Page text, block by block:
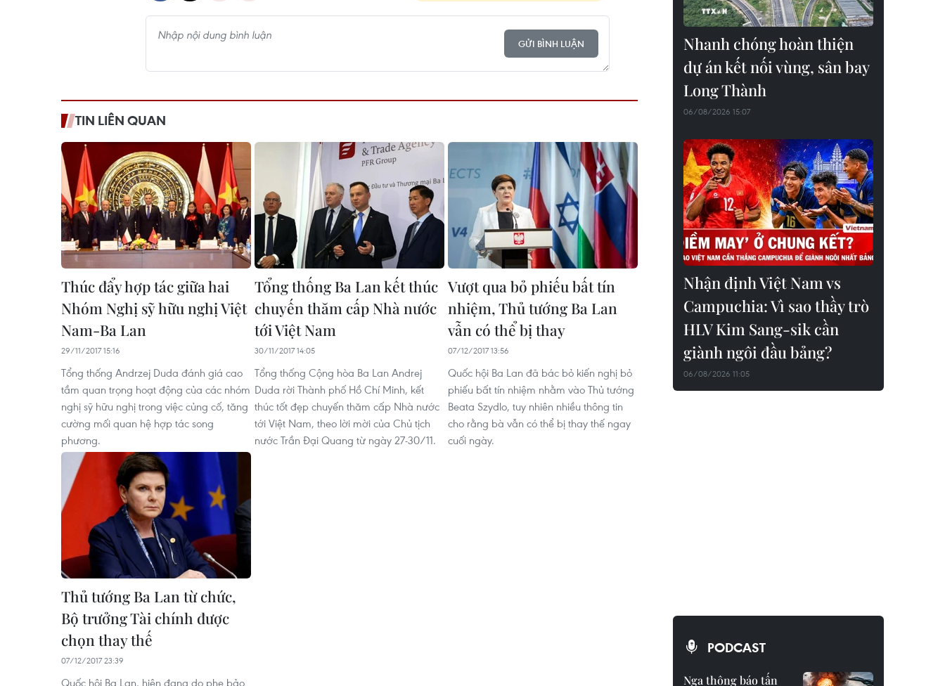
GỬI BÌNH LUẬN
TIN LIÊN QUAN
Thúc đẩy hợp tác giữa hai
Nhóm Nghị sỹ hữu nghị Việt
Nam-Ba Lan
29/11/2017 15:16
Tổng thống Andrzej Duda đánh giá cao
tầm quan trọng hoạt động của các nhóm
nghị sỹ hữu nghị trong việc củng cố, tăng
cường mối quan hệ hợp tác song
phương.
Tổng thống Ba Lan kết thúc
chuyến thăm cấp Nhà nước
tới Việt Nam
30/11/2017 14:05
Tổng thống Cộng hòa Ba Lan Andrej
Duda rời Thành phố Hồ Chí Minh, kết
thúc tốt đẹp chuyến thăm cấp Nhà nước
tới Việt Nam, theo lời mời của Chủ tịch
nước Trần Đại Quang từ ngày 27-30/11.
Vượt qua bỏ phiếu bất tín
nhiệm, Thủ tướng Ba Lan
vẫn có thể bị thay
07/12/2017 13:56
Quốc hội Ba Lan đã bác bỏ kiến nghị bỏ
phiếu bất tín nhiệm nhằm vào Thủ tướng
Beata Szydlo, tuy nhiên nhiều thông tin
cho rằng bà vẫn có thể bị thay thế ngay
cuối ngày.
Thủ tướng Ba Lan từ chức,
Bộ trưởng Tài chính được
chọn thay thế
07/12/2017 23:39
Quốc hội Ba Lan, hiện đang do phe bảo
Nhanh chóng hoàn thiện
dự án kết nối vùng, sân bay
Long Thành
06/08/2026 15:07
Nhận định Việt Nam vs
Campuchia: Vì sao thầy trò
HLV Kim Sang-sik cần
giành ngôi đầu bảng?
06/08/2026 11:05
PODCAST
Nga thông báo tấn